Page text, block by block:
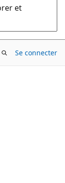
et
Se connecter